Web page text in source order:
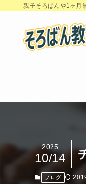
親子そろばんや1ヶ月
2025
10/14
ブログ